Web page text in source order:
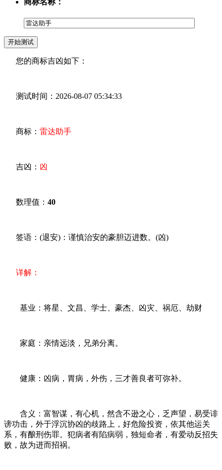
商标名称：
您的商标吉凶如下：
测试时间：2026-08-07 05:34:33
商标： 雷达助手
吉凶： 凶
数理值： 40
签语：(退安)：谨慎治安的豪胆迈进数。(凶)
详解：
基业：将星、文昌、学士、豪杰、凶灾、祸厄、劫财
家庭：亲情远淡，兄弟分离。
健康：凶病，胃病，外伤，三才善良者可弥补。
含义：富智谋，有心机，然含不逊之心，乏声望，易受诽
谤功击，外于浮沉协凶的歧路上，好危险投资，依其他运关
系，有酿刑伤罪。犯病者有陷病弱，独短命者，有爱动反招失
败，故为进而招祸。